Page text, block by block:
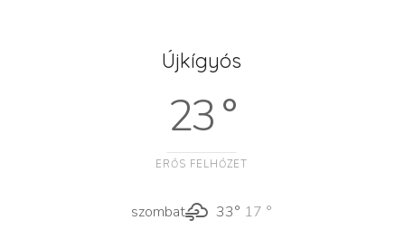
Újkígyós
23 °
ERŐS FELHŐZET
szombat 33° 17 °